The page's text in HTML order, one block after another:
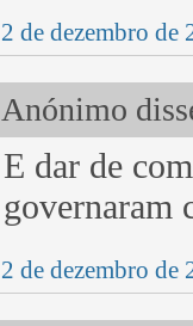
2 de dezembro de
Anónimo
E dar de
governaram
2 de dezembro de